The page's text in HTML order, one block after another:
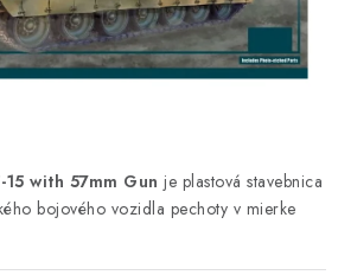
with 57mm Gun je plastová stavebnica
bojového vozidla pechoty v mierke